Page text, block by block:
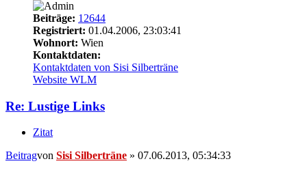
Beiträge: 12644
Registriert: 01.04.2006, 23:03:41
Wohnort: Wien
Kontaktdaten:
Kontaktdaten von Sisi Silberträne
Website WLM
Re: Lustige Links
Zitat
Beitragvon Sisi Silberträne » 07.06.2013, 05:34:33